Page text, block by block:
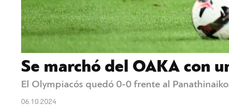
Se marchó del OAKA con
El Olympiacós quedó 0-0 frente al
06.10.2024